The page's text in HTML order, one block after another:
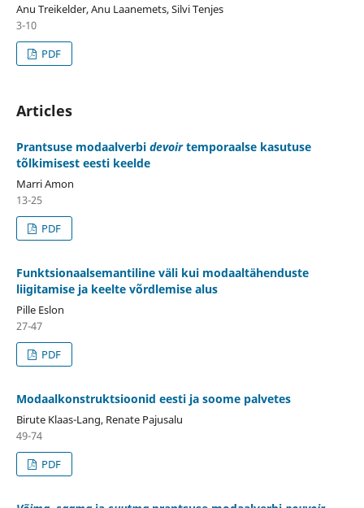
Anu Treikelder, Anu Laanemets, Silvi Tenjes
3-10
PDF
Articles
Prantsuse modaalverbi devoirtemporaalse kasutuse
tõlkimisest eesti keelde
Marri Amon
13-25
PDF
Funktsionaalsemantiline väli kui modaaltähenduste
liigitamise ja keelte võrdlemise alus
Pille Eslon
27-47
PDF
Modaalkonstruktsioonid eesti ja soome palvetes
Birute Klaas-Lang, Renate Pajusalu
49-74
PDF